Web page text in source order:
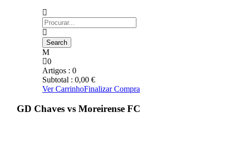
0
Artigos : 0
Subtotal : 0,00 €
Ver CarrinhoFinalizar Compra
GD Chaves vs Moreirense FC